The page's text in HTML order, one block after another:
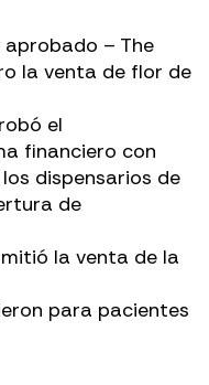
aprobado – The
la venta de flor de
el
financiero con
dispensarios de
de
la venta de la
para pacientes